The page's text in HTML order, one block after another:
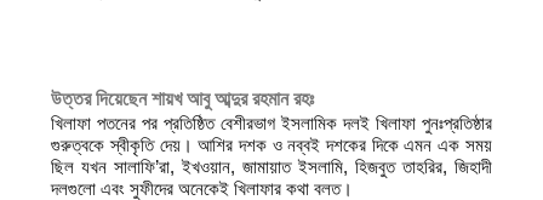
উত্তর দিয়েছেন শায়খ আবু আব্দুর রহমান রহঃ
খিলাফা পতনের পর প্রতিষ্ঠিত বেশীরভাগ ইসলামিক দলই খিলাফা পুনঃপ্রতিষ্ঠার
গুরুত্বকে স্বীকৃতি দেয়। আশির দশক ও নব্বই দশকের দিকে এমন এক সময়
ছিল যখন সালাফি’রা, ইখওয়ান, জামায়াত ইসলামি, হিজবুত তাহরির, জিহাদী
দলগুলো এবং সুফীদের অনেকেই খিলাফার কথা বলত।